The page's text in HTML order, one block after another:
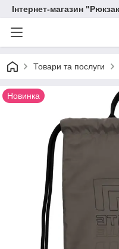
Інтернет-магазин
Товари та послуги
Новинка